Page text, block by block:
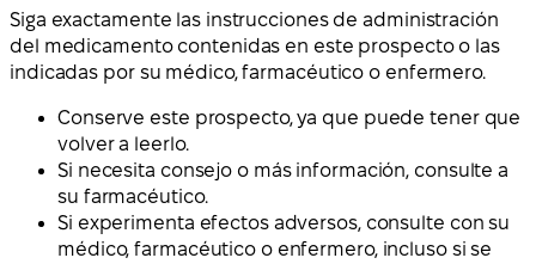
Siga exactamente las instrucciones de administración
del medicamento contenidas en este prospecto o las
indicadas por su médico, farmacéutico o enfermero.
Conserve este prospecto, ya que puede tener que
volver a leerlo.
Si necesita consejo o más información, consulte a
su farmacéutico.
Si experimenta efectos adversos, consulte con su
médico, farmacéutico o enfermero, incluso si se